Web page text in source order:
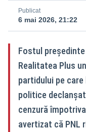
Publicat
6 mai 2026, 21:22
Fostul
Realitatea Plus
partidului pe
politice
cenzură
avertizat că PNL